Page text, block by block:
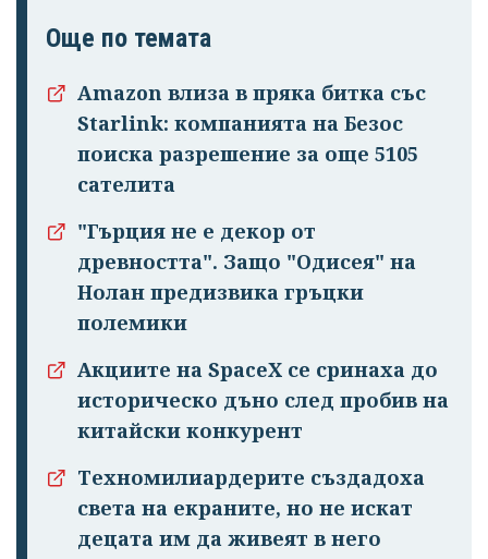
профила си!
Още по темата
Amazon влиза в пряка битка със
Starlink: компанията на Безос
поиска разрешение за още 5105
сателита
"Гърция не е декор от
древността". Защо "Одисея" на
Нолан предизвика гръцки
полемики
Акциите на SpaceX се сринаха до
историческо дъно след пробив на
китайски конкурент
Техномилиардерите създадоха
света на екраните, но не искат
децата им да живеят в него